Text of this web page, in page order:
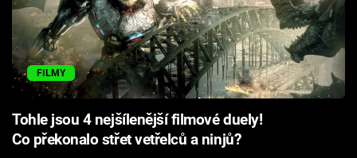
FILMY
Tohle jsou 4 nejšílenější filmové duely!
Co překonalo střet vetřelců a ninjů?